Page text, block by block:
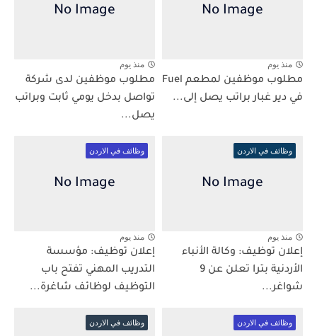
منذ يوم
مطلوب موظفين لمطعم Fuel
في دير غبار براتب يصل إلى...
منذ يوم
مطلوب موظفين لدى شركة
تواصل بدخل يومي ثابت وبراتب
يصل...
وظائف في الاردن
منذ يوم
إعلان توظيف: وكالة الأنباء
الأردنية بترا تعلن عن 9
شواغر...
وظائف في الاردن
منذ يوم
إعلان توظيف: مؤسسة
التدريب المهني تفتح باب
التوظيف لوظائف شاغرة...
وظائف في الاردن وظائف في الاردن